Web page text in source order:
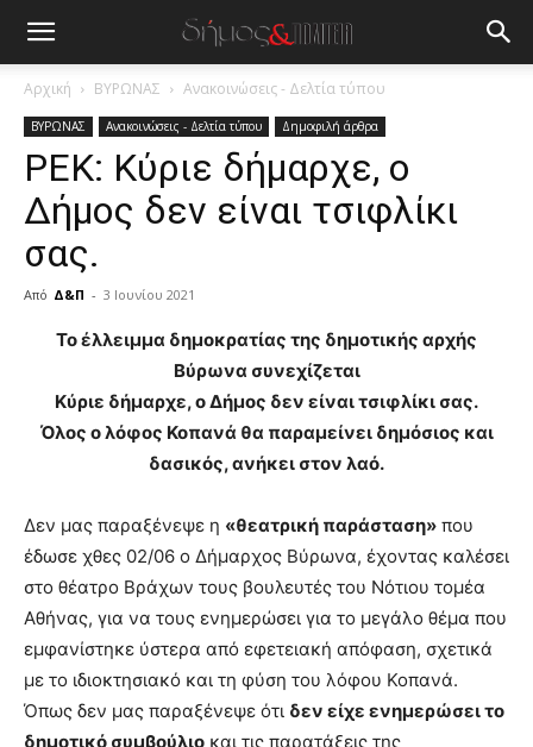
Αρχική ΒΥΡΩΝΑΣ Ανακοινώσεις - Δελτία τύπου
ΒΥΡΩΝΑΣ Ανακοινώσεις - Δελτία τύπου Δημοφιλή άρθρα
ΡΕΚ: Κύριε δήμαρχε, ο
Δήμος δεν είναι τσιφλίκι
σας.
Από Δ&Π - 3 Ιουνίου 2021
blonde
cam
lyons
teaches
you
the
meaning
of
pain.
pornhun
hd
Το έλλειμμα δημοκρατίας της δημοτικής αρχής
Βύρωνα συνεχίζεται
Κύριε δήμαρχε, ο Δήμος δεν είναι τσιφλίκι σας.
Όλος ο λόφος Κοπανά θα παραμείνει δημόσιος και
δασικός, ανήκει στον λαό.
Δεν μας παραξένεψε η «θεατρική παράσταση» που
έδωσε χθες 02/06 ο Δήμαρχος Βύρωνα, έχοντας καλέσει
στο θέατρο Βράχων τους βουλευτές του Νότιου τομέα
Αθήνας, για να τους ενημερώσει για το μεγάλο θέμα που
εμφανίστηκε ύστερα από εφετειακή απόφαση, σχετικά
με το ιδιοκτησιακό και τη φύση του λόφου Κοπανά.
Όπως δεν μας παραξένεψε ότι δεν είχε ενημερώσει το
δημοτικό συμβούλιο και τις παρατάξεις της